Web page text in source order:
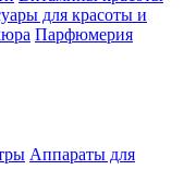
для красоты и
Парфюмерия
Аппараты для